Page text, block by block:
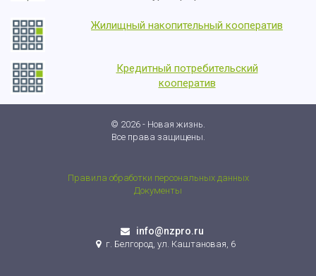
Жилищный накопительный кооператив
Кредитный потребительский
кооператив
© 2026 - Новая жизнь.
Все права защищены.
Правила обработки персональных данных
Документы
info@nzpro.ru
г. Белгород, ул. Каштановая, 6